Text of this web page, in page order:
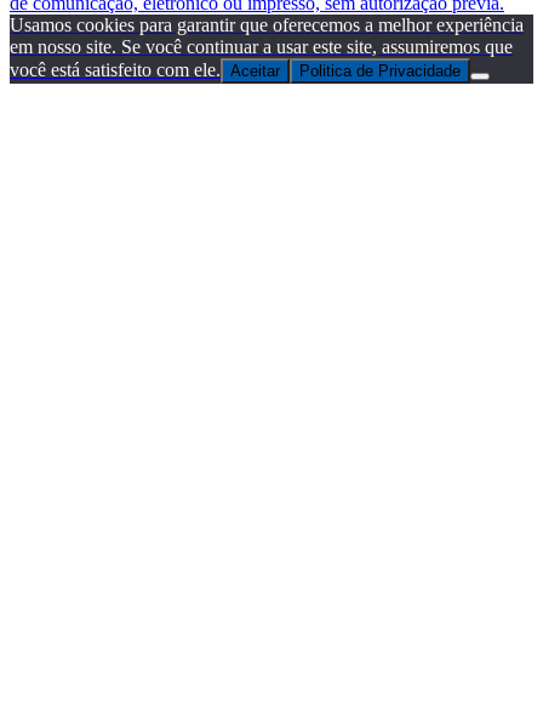
Usamos cookies para garantir que oferecemos a melhor experiência
em nosso site. Se você continuar a usar este site, assumiremos que
você está satisfeito com ele. Aceitar Politica de Privacidade